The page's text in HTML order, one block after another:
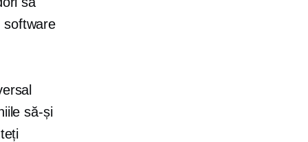
să-și